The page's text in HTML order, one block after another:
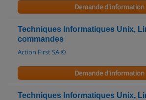
Demande d'information
Techniques Informatiques Unix,
commandes
Action First SA ©
Demande d'information
Techniques Informatiques Unix,